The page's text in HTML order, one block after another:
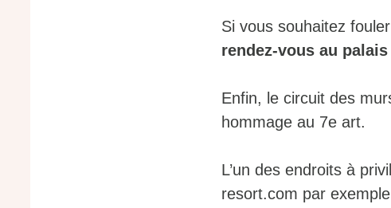
Si vous souhaitez
rendez-vous au
Enfin, le circuit des
hommage au 7e art.
L’un des endroits à
resort.com par